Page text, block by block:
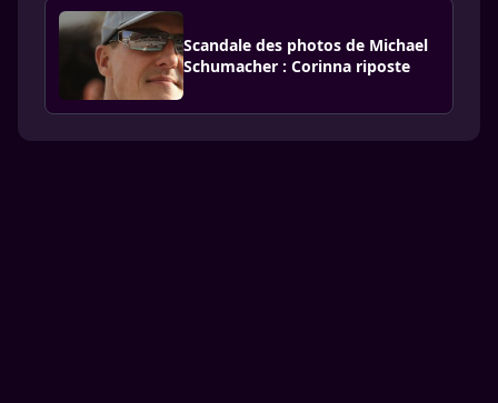
Scandale des photos de Michael
Schumacher : Corinna riposte